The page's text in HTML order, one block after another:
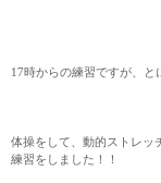
17時からの練習ですが、と
体操をして、動的ストレッ
練習をしました！！